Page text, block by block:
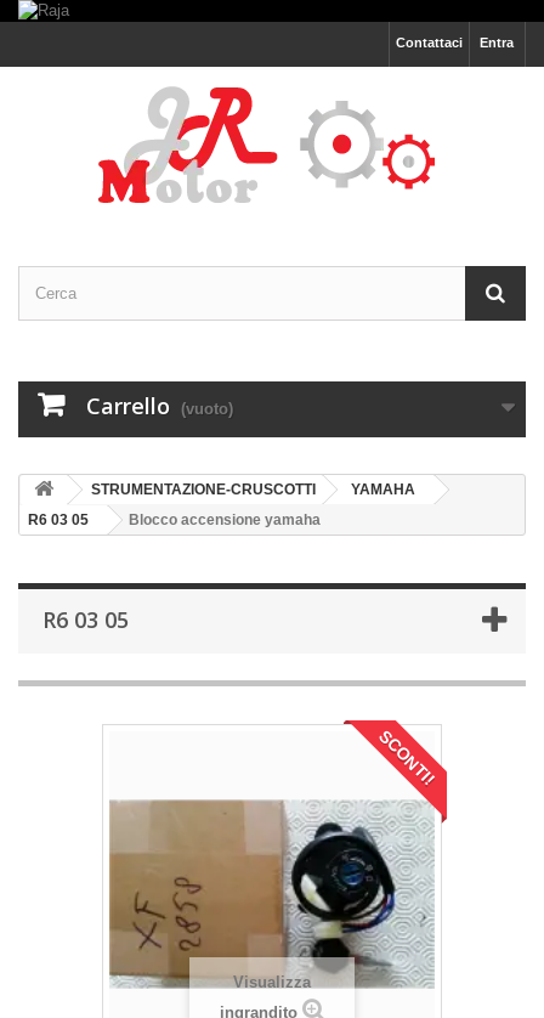
Entra
Contattaci
Carrello (vuoto)
STRUMENTAZIONE-CRUSCOTTI
YAMAHA
R6 03 05
Blocco accensione yamaha
R6 03 05
SCONTI!
Visualizza
ingrandito